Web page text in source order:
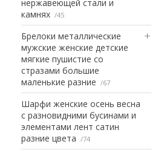
нержавеющей стали и
камнях
45
Брелоки металлические
мужские женские детские
мягкие пушистие со
стразами большие
маленькие разние
67
Шарфи женские осень весна
с разновидними бусинами и
элементами лент сатин
разние цвета
74